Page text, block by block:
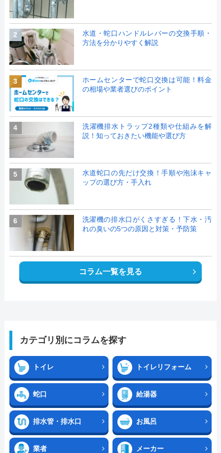
2
水道・蛇口ハンドルレバーの交換手順・
方法を分かりやすく解説
3
ホームセンターで蛇口交換は可能！料金
の相場や業者選びのポイント
4
洗濯機排水トラップ2種類や仕組みを解
説！知っておきたい機能や選び方
5
水道蛇口の先だけ交換！手順や泡沫キャ
ップの選び方・手入れ
6
洗濯機の排水口がくさすぎる！下水・汚
れの臭いの5つの原因と対策・予防策
コラム一覧を見る
カテゴリ別にコラムを探す
トイレ トイレリフォーム
蛇口 給湯器
排水管・排水口 お風呂
業者 メーカー